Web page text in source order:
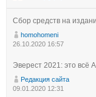
Сбор средств на
homohomeni
26.10.2020 16:57
Эверест 2021: это всё
Редакция сайта
09.01.2020 12:31